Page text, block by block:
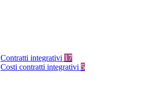
Contratti integrativi 17
Costi contratti integrativi 5